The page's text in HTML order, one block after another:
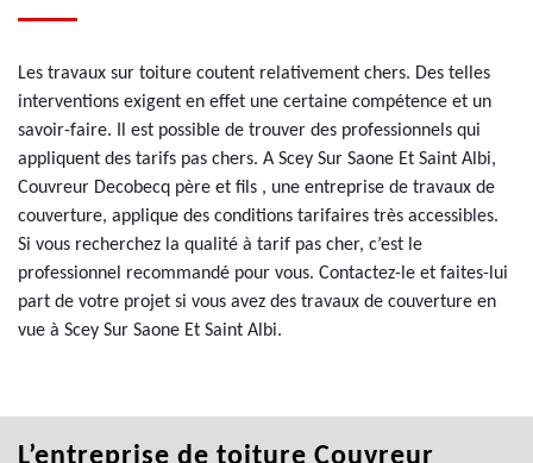
Les travaux sur toiture coutent relativement chers. Des telles
interventions exigent en effet une certaine compétence et un
savoir-faire. Il est possible de trouver des professionnels qui
appliquent des tarifs pas chers. A Scey Sur Saone Et Saint Albi,
Couvreur Decobecq père et fils , une entreprise de travaux de
couverture, applique des conditions tarifaires très accessibles.
Si vous recherchez la qualité à tarif pas cher, c’est le
professionnel recommandé pour vous. Contactez-le et faites-lui
part de votre projet si vous avez des travaux de couverture en
vue à Scey Sur Saone Et Saint Albi.
L’entreprise de toiture Couvreur